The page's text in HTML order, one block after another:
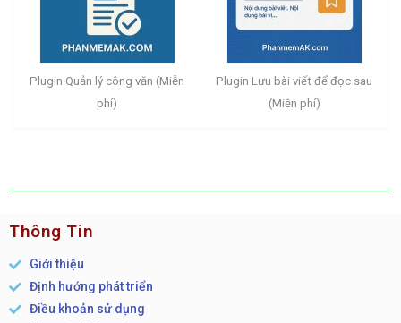
Plugin Quản lý công văn (Miễn
phí)
Plugin Lưu bài viết để đọc sau
(Miễn phí)
Thông Tin
Giới thiệu
Định hướng phát triển
Điều khoản sử dụng